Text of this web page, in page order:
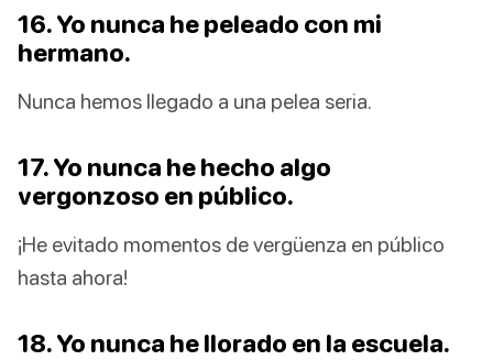
16. Yo nunca he peleado con mi
hermano.
Nunca hemos llegado a una pelea seria.
17. Yo nunca he hecho algo
vergonzoso en público.
¡He evitado momentos de vergüenza en público
hasta ahora!
18. Yo nunca he llorado en la escuela.